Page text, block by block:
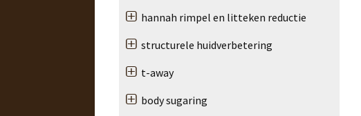
hannah rimpel en litteken reductie
structurele huidverbetering
t-away
body sugaring